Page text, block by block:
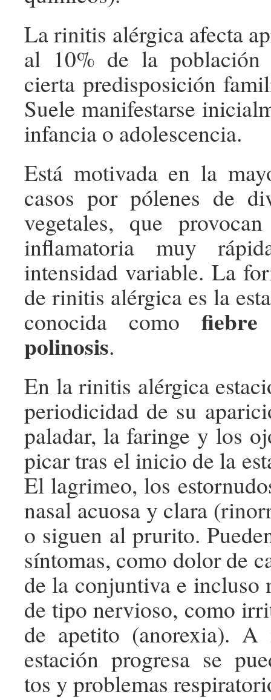
La rinitis alérgica afecta
al 10% de la
cierta predisposición
Suele manifestarse
infancia o adolescencia.
Está motiva­da en la
casos por pólenes de
vegetales, que
inflamatoria muy
intensidad variable. La
de rinitis alérgica es la
conocida como
polinosis.
En la rinitis alérgica
periodicidad de su
paladar, la faringe y los
picar tras el inicio de la
El lagrimeo, los
nasal acuosa y clara
o siguen al prurito.
síntomas, como dolor de
de la conjuntiva e incluso
de tipo nervioso, como
de apetito (anorexia).
estación progresa se
tos y problemas